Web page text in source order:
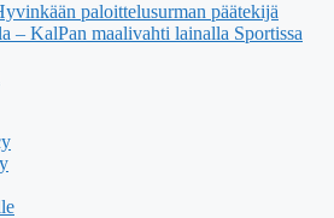
paloittelusurman päätekijä
– KalPan maalivahti lainalla Sportissa